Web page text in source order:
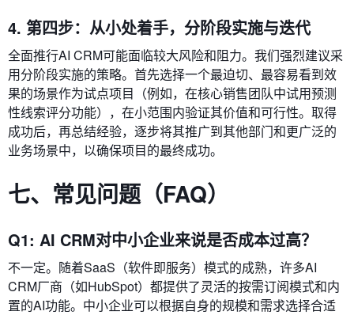
4. 第四步：从小处着手，分阶段实施与迭代
全面推行AI CRM可能面临较大风险和阻力。我们强烈建议采
用分阶段实施的策略。首先选择一个最迫切、最容易看到效
果的场景作为试点项目（例如，在核心销售团队中试用预测
性线索评分功能），在小范围内验证其价值和可行性。取得
成功后，再总结经验，逐步将其推广到其他部门和更广泛的
业务场景中，以确保项目的最终成功。
七、常见问题（FAQ）
Q1: AI CRM对中小企业来说是否成本过高？
不一定。随着SaaS（软件即服务）模式的成熟，许多AI
CRM厂商（如HubSpot）都提供了灵活的按需订阅模式和内
置的AI功能。中小企业可以根据自身的规模和需求选择合适